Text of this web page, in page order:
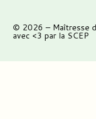
© 2026 – Maîtresse
avec <3 par la SCEP